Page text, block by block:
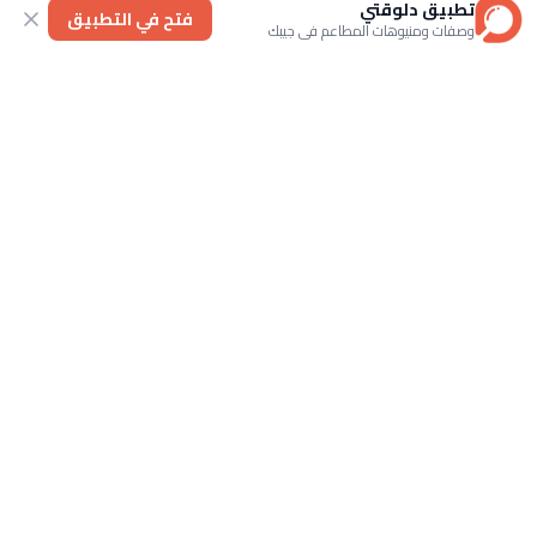
التصنيفات
تطبيق دلوقتي
وصفات ومنيوهات المطاعم في جيبك فتح في التطبيق